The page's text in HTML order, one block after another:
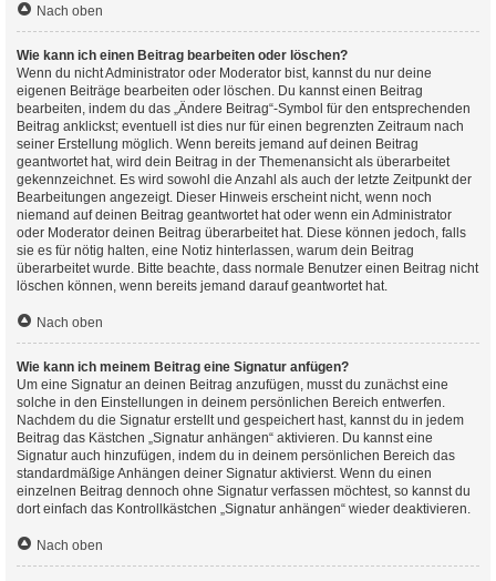
Nach oben
Wie kann ich einen Beitrag bearbeiten oder löschen?
Wenn du nicht Administrator oder Moderator bist, kannst du nur deine
eigenen Beiträge bearbeiten oder löschen. Du kannst einen Beitrag
bearbeiten, indem du das „Ändere Beitrag“-Symbol für den entsprechenden
Beitrag anklickst; eventuell ist dies nur für einen begrenzten Zeitraum nach
seiner Erstellung möglich. Wenn bereits jemand auf deinen Beitrag
geantwortet hat, wird dein Beitrag in der Themenansicht als überarbeitet
gekennzeichnet. Es wird sowohl die Anzahl als auch der letzte Zeitpunkt der
Bearbeitungen angezeigt. Dieser Hinweis erscheint nicht, wenn noch
niemand auf deinen Beitrag geantwortet hat oder wenn ein Administrator
oder Moderator deinen Beitrag überarbeitet hat. Diese können jedoch, falls
sie es für nötig halten, eine Notiz hinterlassen, warum dein Beitrag
überarbeitet wurde. Bitte beachte, dass normale Benutzer einen Beitrag nicht
löschen können, wenn bereits jemand darauf geantwortet hat.
Nach oben
Wie kann ich meinem Beitrag eine Signatur anfügen?
Um eine Signatur an deinen Beitrag anzufügen, musst du zunächst eine
solche in den Einstellungen in deinem persönlichen Bereich entwerfen.
Nachdem du die Signatur erstellt und gespeichert hast, kannst du in jedem
Beitrag das Kästchen „Signatur anhängen“ aktivieren. Du kannst eine
Signatur auch hinzufügen, indem du in deinem persönlichen Bereich das
standardmäßige Anhängen deiner Signatur aktivierst. Wenn du einen
einzelnen Beitrag dennoch ohne Signatur verfassen möchtest, so kannst du
dort einfach das Kontrollkästchen „Signatur anhängen“ wieder deaktivieren.
Nach oben